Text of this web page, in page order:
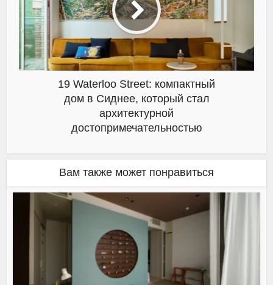
19 Waterloo Street: компактный
дом в Сиднее, который стал
архитектурной
достопримечательностью
Вам также может понравиться